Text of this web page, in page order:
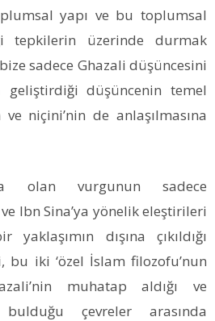
yapı ve bu toplumsal
tepkilerin üzerinde durmak
sadece Ghazali düşüncesini
geliştirdiği düşüncenin temel
niçini’nin de anlaşılmasına
olan vurgunun sadece
Ibn Sina’ya yönelik eleştirileri
dışına çıkıldığı
bu iki ‘özel İslam filozofu’nun
muhatap aldığı ve
çevreler arasında